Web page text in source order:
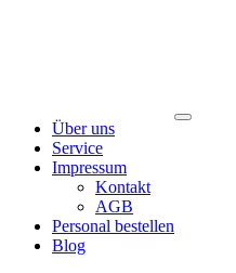
Über uns
Service
Impressum
Kontakt
AGB
Personal bestellen
Blog